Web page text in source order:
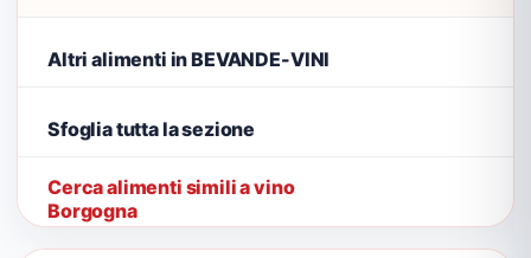
Altri alimenti in BEVANDE-VINI
Sfoglia tutta la sezione
Cerca alimenti simili a vino
Borgogna